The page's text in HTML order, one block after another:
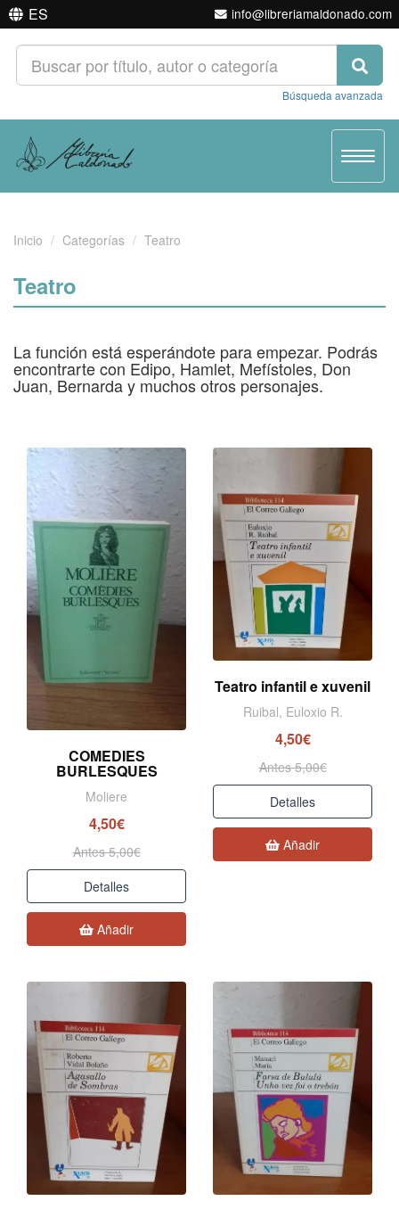
ES info@libreriamaldonado.com
Búsqueda avanzada
Inicio
Categorías Teatro
Teatro
La función está esperándote para empezar. Podrás
encontrarte con Edipo, Hamlet, Mefístoles, Don
Juan, Bernarda y muchos otros personajes.
COMEDIES
BURLESQUES
Moliere
4,50€
Antes 5,00€
Detalles
Añadir
Teatro infantil e xuvenil
Ruibal, Euloxio R.
4,50€
Antes 5,00€
Detalles
Añadir